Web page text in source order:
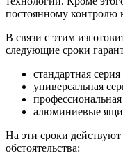
постоянному контролю
В связи с этим
следующие сроки
стандартная
универсальная
алюминиевые
На эти сроки
обстоятельства: